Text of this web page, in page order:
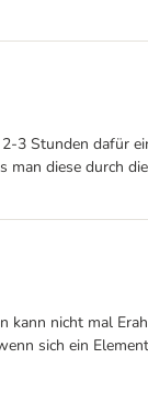
3 Stunden dafür
diese durch
nicht mal
sich ein